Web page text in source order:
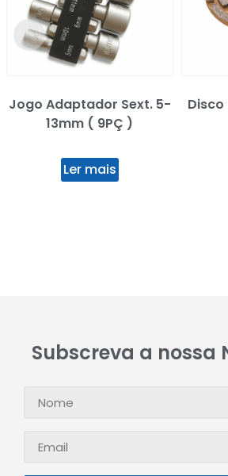
Jogo Adaptador Sext. 5-
13mm ( 9PÇ )
Ler mais
Disco
Subscreva a nossa